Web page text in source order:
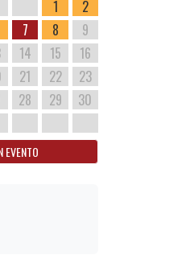
1
2
7 8
9
14 15
16
21 22
23
28 29
30
EVENTO